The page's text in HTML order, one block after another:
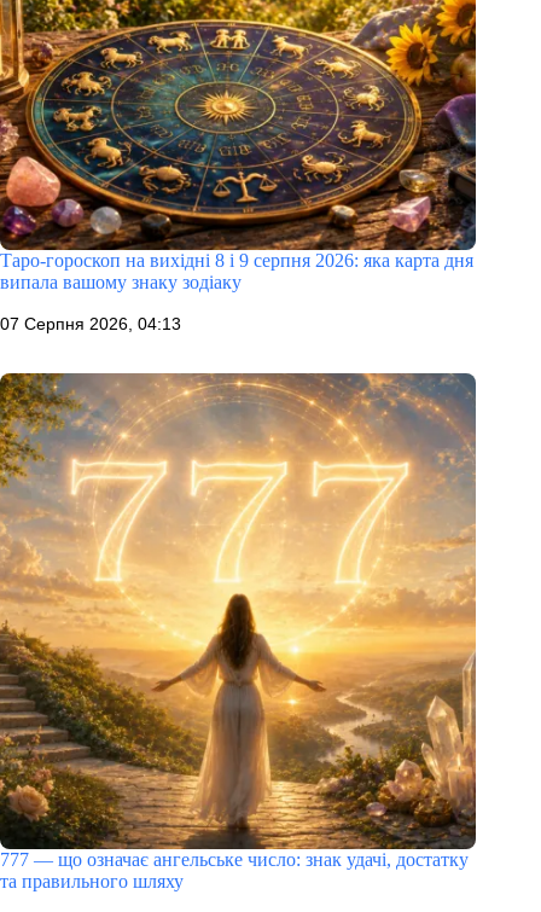
Таро-гороскоп на вихідні 8 і 9 серпня 2026: яка карта дня
випала вашому знаку зодіаку
07 Серпня 2026, 04:13
777 — що означає ангельське число: знак удачі, достатку
та правильного шляху